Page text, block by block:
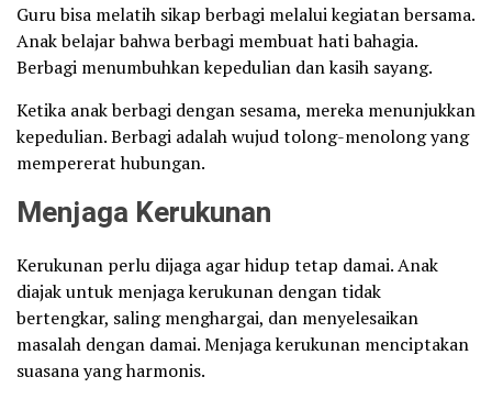
Guru bisa melatih sikap berbagi melalui kegiatan bersama.
Anak belajar bahwa berbagi membuat hati bahagia.
Berbagi menumbuhkan kepedulian dan kasih sayang.
Ketika anak berbagi dengan sesama, mereka menunjukkan
kepedulian. Berbagi adalah wujud tolong-menolong yang
mempererat hubungan.
Menjaga Kerukunan
Kerukunan perlu dijaga agar hidup tetap damai. Anak
diajak untuk menjaga kerukunan dengan tidak
bertengkar, saling menghargai, dan menyelesaikan
masalah dengan damai. Menjaga kerukunan menciptakan
suasana yang harmonis.